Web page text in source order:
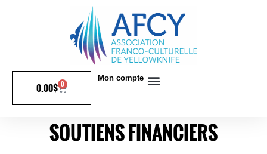
0.00$ 0
Mon compte
SOUTIENS FINANCIERS